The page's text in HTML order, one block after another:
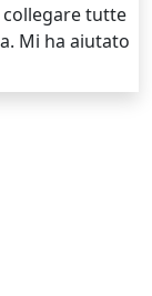
collegare tutte
Mi ha aiutato
ha bisogno
nella vita di